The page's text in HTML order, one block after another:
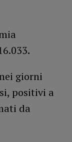
.
giorni
positivi a
da